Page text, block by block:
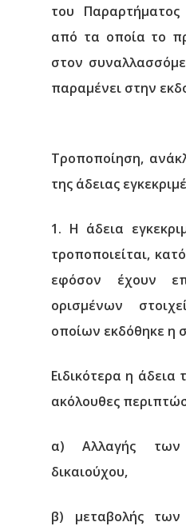
του
από τα οποία το
στον
παραμένει στην
Τροποποίηση,
της άδειας
1. Η άδεια
τροποποιείται,
εφόσον έχουν
ορισμένων
οποίων εκδόθηκε η
Ειδικότερα η άδεια
ακόλουθες
α) Αλλαγής των
δικαιούχου,
β) μεταβολής